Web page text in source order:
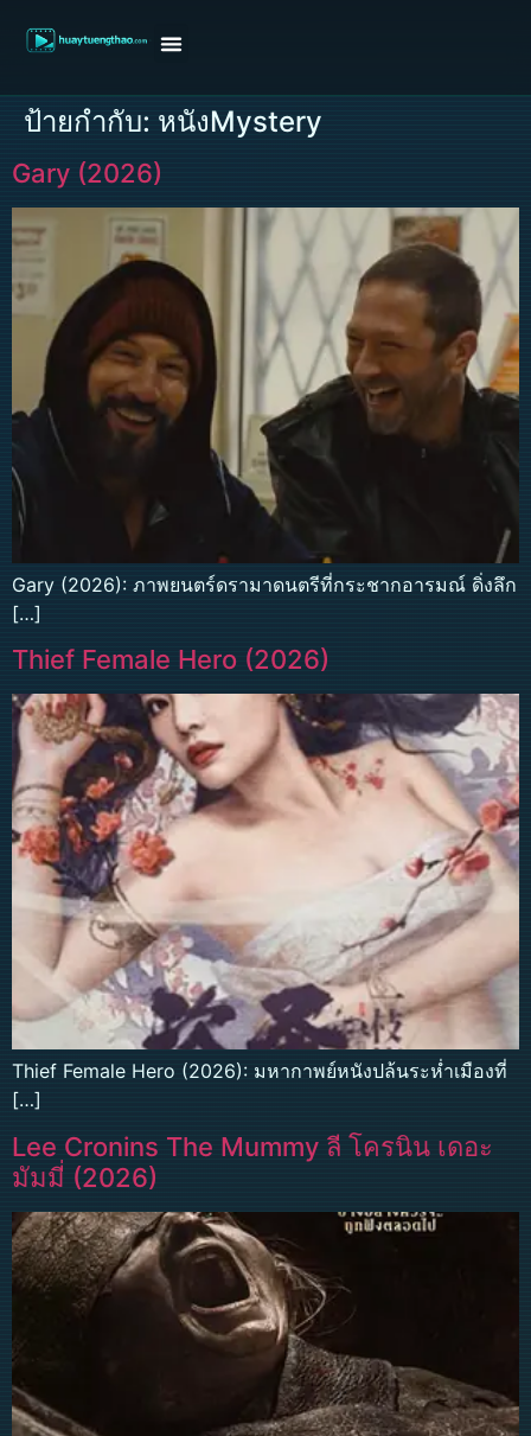
ป้ายกำกับ: หนังMystery
Gary (2026)
Gary (2026): ภาพยนตร์ดรามาดนตรีที่กระชากอารมณ์ ดิ่งลึก
[…]
Thief Female Hero (2026)
Thief Female Hero (2026): มหากาพย์หนังปล้นระห่ำเมืองที่
[…]
Lee Cronins The Mummy ลี โครนิน เดอะ
มัมมี่ (2026)